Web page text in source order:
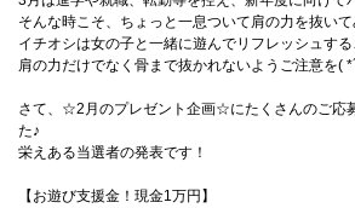
そんな時こそ、ちょっと一息ついて肩の力を抜いて
イチオシは女の子と一緒に遊んでリフレッシュす
肩の力だけでなく骨まで抜かれないようご注意を(
さて、☆2月のプレゼント企画☆にたくさんのご応
た♪
栄えある当選者の発表です！
【お遊び支援金！現金1万円】